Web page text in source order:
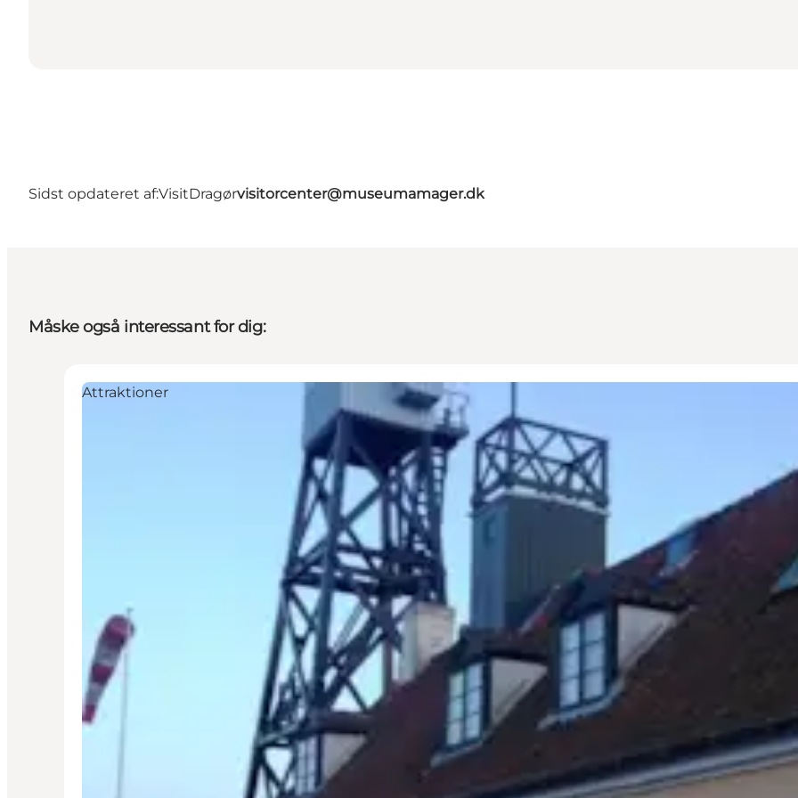
Sidst opdateret af:VisitDragørvisitorcenter@museumamager.dk
Måske også interessant for dig:
Attraktioner